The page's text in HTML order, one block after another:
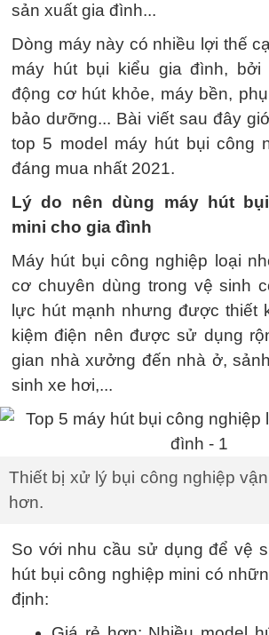
sản xuất gia đình...
Dòng máy này có nhiều lợi thế
máy hút bụi kiểu gia đình,
động cơ hút khỏe, máy bền,
bảo dưỡng... Bài viết sau đây
top 5 model máy hút bụi công
đáng mua nhất 2021.
Lý do nên dùng máy hút
mini cho gia đình
Máy hút bụi công nghiệp loại
cơ chuyên dùng trong vệ sinh
lực hút mạnh nhưng được thiết
kiệm điện nên được sử dụng
gian nhà xưởng đến nhà ở,
sinh xe hơi,...
Thiết bị xử lý bụi công nghiệp
hơn.
So với nhu cầu sử dụng để vệ
hút bụi công nghiệp mini có
định: